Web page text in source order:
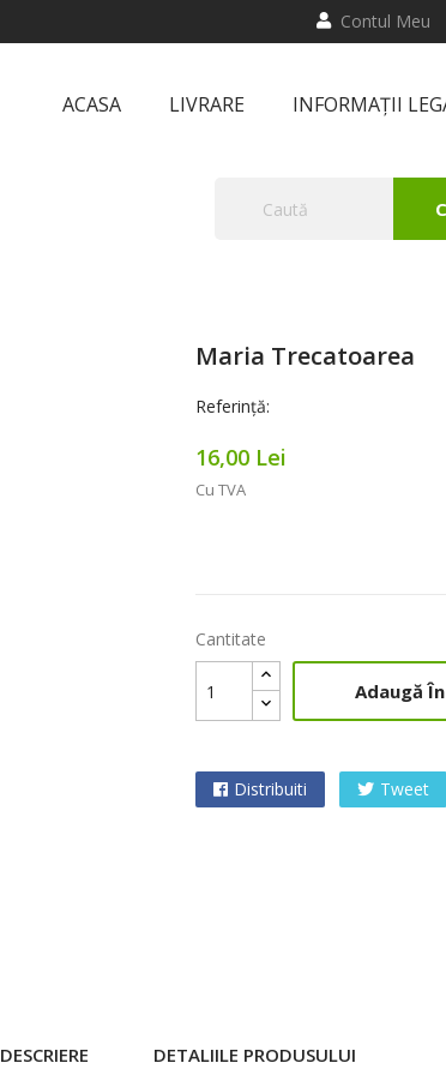
Contul Meu
ACASA LIVRARE INFORMAȚII
Maria Trecatoarea
Referință:
16,00 Lei
Cu TVA
Cantitate
Adaugă
Distribuiti Tweet
DESCRIERE DETALIILE PRODUSULUI